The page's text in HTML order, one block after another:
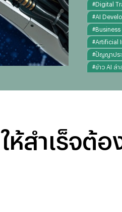
#Digital
#AI
#
#Artificial
#ปัญญาปร
#ข่าว AI ล่า
#Cloud
ห้สำเร็จต้